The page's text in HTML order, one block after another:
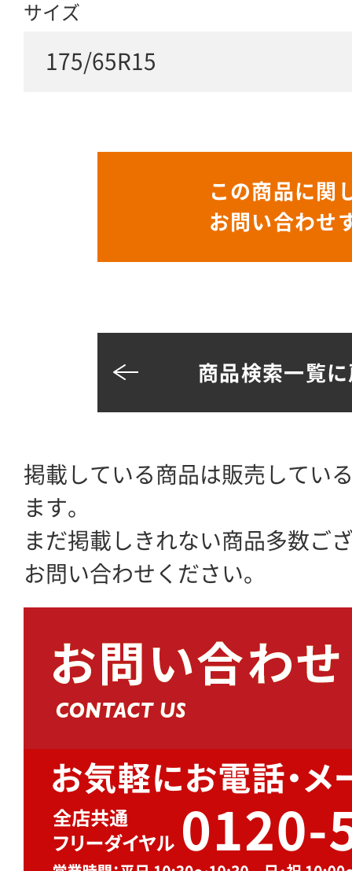
サイズ
175/65R15
この商品に関
お問い合わせ
商品検索一覧
掲載している商品は販売してい
ます。
まだ掲載しきれない商品多数ご
お問い合わせください。